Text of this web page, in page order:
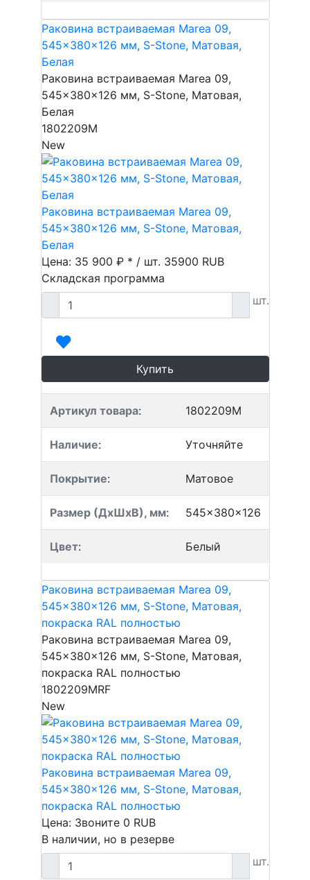
Раковина встраиваемая Marea 09,
545x380x126 мм, S-Stone, Матовая,
Белая
Раковина встраиваемая Marea 09,
545x380x126 мм, S-Stone, Матовая,
Белая
1802209M
New
Раковина встраиваемая Marea 09,
545x380x126 мм, S-Stone, Матовая,
Белая
Цена: 35 900 ₽ * / шт. 35900 RUB
Складская программа
шт.
Купить
Артикул товара: 1802209M
Наличие: Уточняйте
Покрытие: Матовое
Размер (ДхШхВ), мм: 545x380x126
Цвет: Белый
Раковина встраиваемая Marea 09,
545x380x126 мм, S-Stone, Матовая,
покраска RAL полностью
Раковина встраиваемая Marea 09,
545x380x126 мм, S-Stone, Матовая,
покраска RAL полностью
1802209MRF
New
Раковина встраиваемая Marea 09,
545x380x126 мм, S-Stone, Матовая,
покраска RAL полностью
Цена: Звоните 0 RUB
В наличии, но в резерве
шт.